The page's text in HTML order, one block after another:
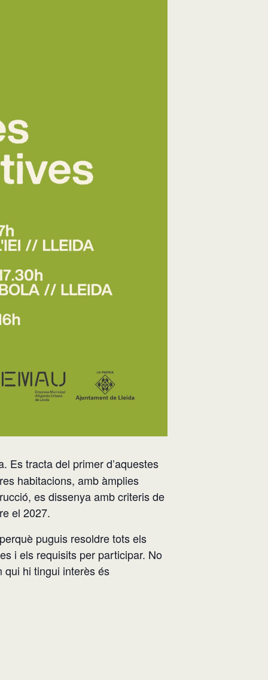
Es tracta del primer d’aquestes
habitacions, amb àmplies
es dissenya amb criteris de
el 2027.
puguis resoldre tots els
i els requisits per participar. No
qui hi tingui interès és